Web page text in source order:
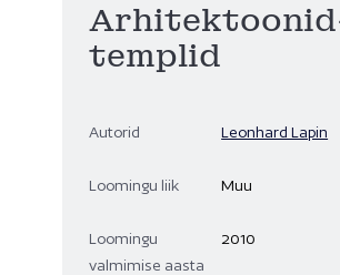
templid
Autorid Leonhard Lapin
Loomingu liik Muu
Loomingu
valmimise aasta
2010